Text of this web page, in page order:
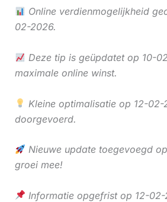
Online verdienmogelijkheid
02-2026.
Deze tip is geüpdatet op 10-
maximale online winst.
Kleine optimalisatie op 12-02-
doorgevoerd.
Nieuwe update toegevoegd
groei mee!
Informatie opgefrist op 12-